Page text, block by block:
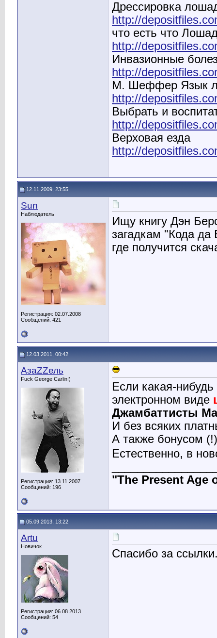
Дрессировка
http://
что есть что
http://
Инвазионные
http://
М. Шеффер Язык
http://
Выбрать и
http://
Верховая езда
http://
12.11.2009, 23:55
Sun
Наблюдатель
Регистрация: 02.07.2008
Сообщений: 421
Ищу книгу Дэн
загадкам "Кода да
где получится
12.03.2011, 00:42
АзаZZель
Fuck George Carlin!)
Регистрация: 13.11.2007
Сообщений: 196
Если какая-
электронном виде
Джамбаттисты
И без всяких
А также бонусом
Естественно, в
"The Present Age
05.09.2013, 13:22
Artu
Новичок
Регистрация: 06.08.2013
Сообщений: 54
Спасибо за